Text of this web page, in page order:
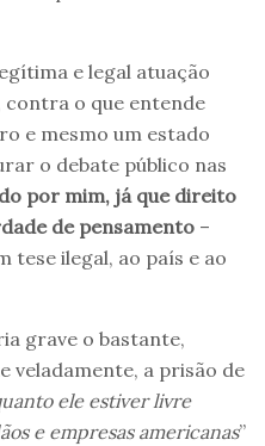
e legal atuação
contra o que entende
e mesmo um estado
o debate público nas
por mim, já que direito
de pensamento –
tese ilegal, ao país e ao
grave o bastante,
veladamente, a prisão de
ele estiver livre
e empresas americanas”